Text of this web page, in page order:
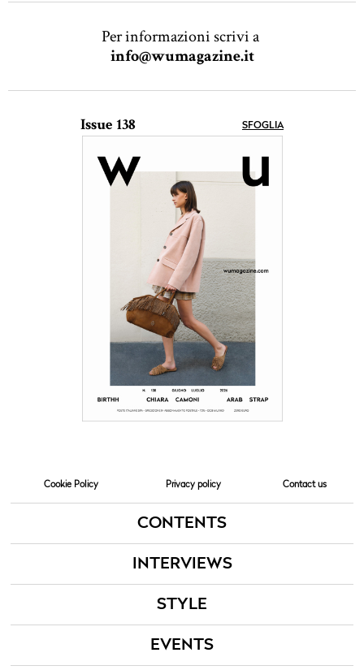
Per informazioni scrivi a
info@wumagazine.it
Issue 138 SFOGLIA
Cookie Policy Privacy policy Contact us
CONTENTS
INTERVIEWS
STYLE
EVENTS